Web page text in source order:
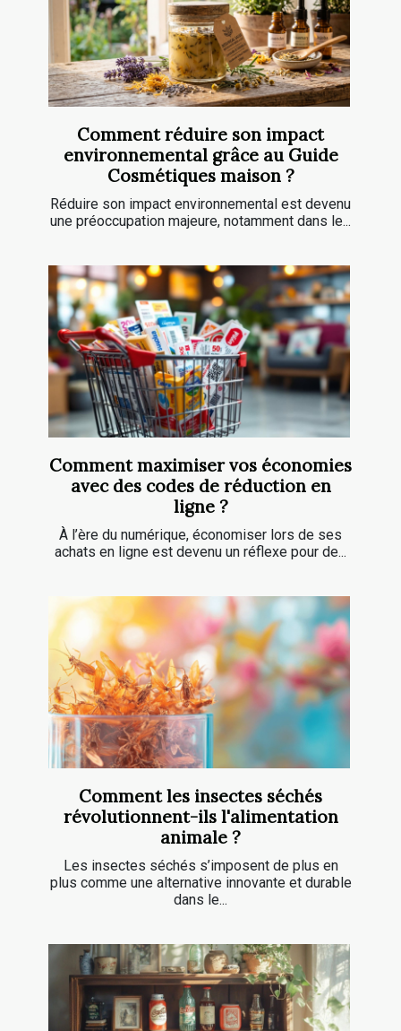
Comment réduire son impact
environnemental grâce au Guide
Cosmétiques maison ?
Réduire son impact environnemental est devenu
une préoccupation majeure, notamment dans le...
Comment maximiser vos économies
avec des codes de réduction en
ligne ?
À l’ère du numérique, économiser lors de ses
achats en ligne est devenu un réflexe pour de...
Comment les insectes séchés
révolutionnent-ils l'alimentation
animale ?
Les insectes séchés s’imposent de plus en
plus comme une alternative innovante et durable
dans le...